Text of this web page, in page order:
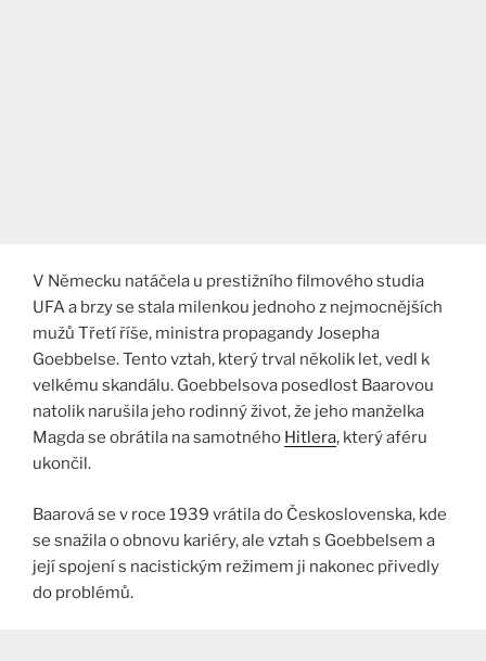
V Německu natáčela u prestižního filmového studia
UFA a brzy se stala milenkou jednoho z nejmocnějších
mužů Třetí říše, ministra propagandy Josepha
Goebbelse. Tento vztah, který trval několik let, vedl k
velkému skandálu. Goebbelsova posedlost Baarovou
natolik narušila jeho rodinný život, že jeho manželka
Magda se obrátila na samotného Hitlera, který aféru
ukončil.
Baarová se v roce 1939 vrátila do Československa, kde
se snažila o obnovu kariéry, ale vztah s Goebbelsem a
její spojení s nacistickým režimem ji nakonec přivedly
do problémů​.